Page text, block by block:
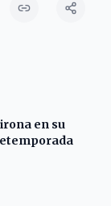
en su